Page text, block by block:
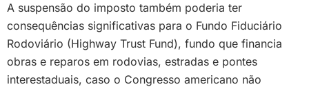
A suspensão do imposto também poderia ter
consequências significativas para o Fundo Fiduciário
Rodoviário (Highway Trust Fund), fundo que financia
obras e reparos em rodovias, estradas e pontes
interestaduais, caso o Congresso americano não